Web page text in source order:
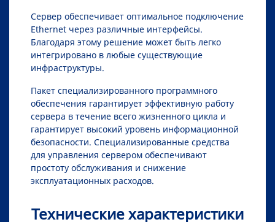
Сервер обеспечивает оптимальное подключение
Ethernet через различные интерфейсы.
Благодаря этому решение может быть легко
интегрировано в любые существующие
инфраструктуры.
Пакет специализированного программного
обеспечения гарантирует эффективную работу
сервера в течение всего жизненного цикла и
гарантирует высокий уровень информационной
безопасности. Специализированные средства
для управления сервером обеспечивают
простоту обслуживания и снижение
эксплуатационных расходов.
Технические характеристики